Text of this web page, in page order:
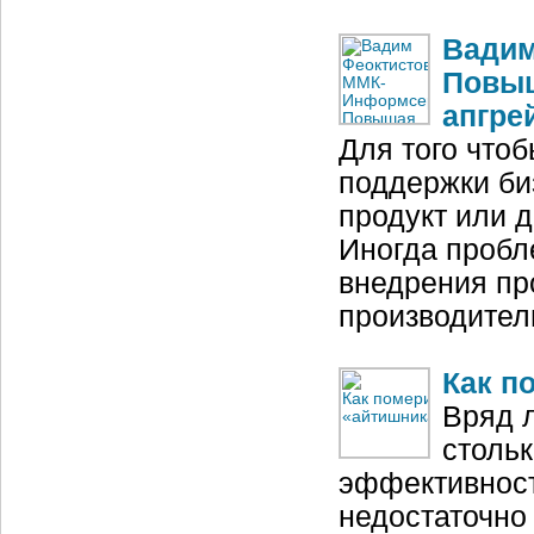
Для того
поддержки
продукт или
Иногда
внедрения
Как
Вряд